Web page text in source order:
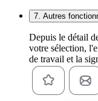
7. Autres
Depuis le détail
votre sélection,
de travail et la